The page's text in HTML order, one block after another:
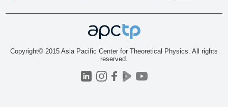
Copyright© 2015 Asia Pacific Center for Theoretical Physics. All rights
reserved.